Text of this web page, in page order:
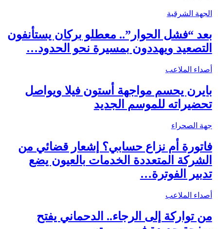
الجهة الشرقية
بعد “فشل الحوار”.. معطلو بركان يستأنفون
التصعيد ويهددون بمسيرة نحو الحدود…
أصداء الملاعب
بايرن يحسم مواجهة أستون فيلا ويواصل
تحضيراته للموسم الجديد
جهة الصحراء
فاتورة أم نزاع حسابي؟ إشعار قضائي من
الشركة المتعددة الخدمات بالعيون يضع
تدبير الفوترة…
أصداء الملاعب
من تواركة إلى الرجاء.. الدحماني يفتح